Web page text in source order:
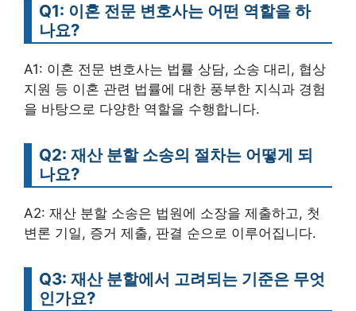
Q1: 이혼 전문 변호사는 어떤 역할을 하
나요?
A1: 이혼 전문 변호사는 법률 상담, 소송 대리, 협상
지원 등 이혼 관련 법률에 대한 풍부한 지식과 경험
을 바탕으로 다양한 역할을 수행합니다.
Q2: 재산 분할 소송의 절차는 어떻게 되
나요?
A2: 재산 분할 소송은 법원에 소장을 제출하고, 첫
변론 기일, 증거 제출, 판결 순으로 이루어집니다.
Q3: 재산 분할에서 고려되는 기준은 무엇
인가요?